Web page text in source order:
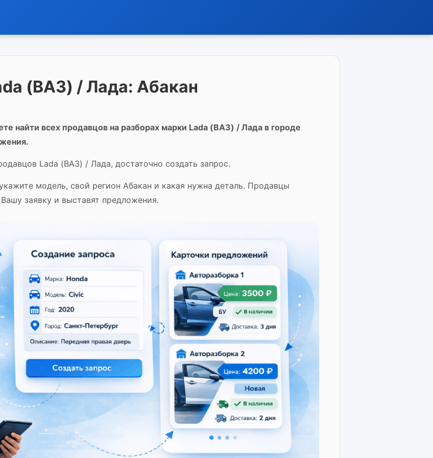
(ВАЗ) / Лада: Абакан
найти всех продавцов на разборах марки Lada (ВАЗ) / Лада в городе
Lada (ВАЗ) / Лада, достаточно создать запрос.
модель, свой регион Абакан и какая нужна деталь. Продавцы
заявку и выставят предложения.